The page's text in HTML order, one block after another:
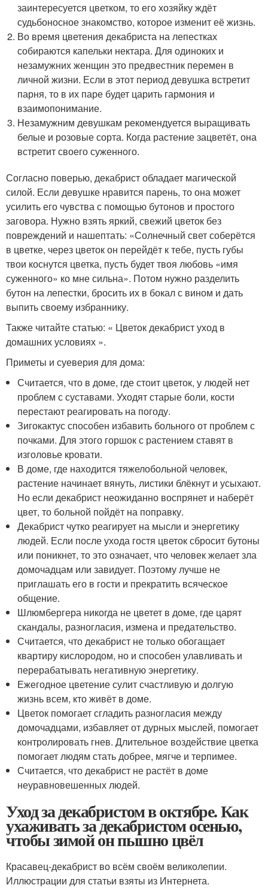
заинтересуется цветком, то его хозяйку ждёт
судьбоносное знакомство, которое изменит её жизнь.
Во время цветения декабриста на лепестках
собираются капельки нектара. Для одиноких и
незамужних женщин это предвестник перемен в
личной жизни. Если в этот период девушка встретит
парня, то в их паре будет царить гармония и
взаимопонимание.
Незамужним девушкам рекомендуется выращивать
белые и розовые сорта. Когда растение зацветёт, она
встретит своего суженного.
Согласно поверью, декабрист обладает магической
силой. Если девушке нравится парень, то она может
усилить его чувства с помощью бутонов и простого
заговора. Нужно взять яркий, свежий цветок без
повреждений и нашептать: «Солнечный свет соберётся
в цветке, через цветок он перейдёт к тебе, пусть губы
твои коснутся цветка, пусть будет твоя любовь «имя
суженного» ко мне сильна». Потом нужно разделить
бутон на лепестки, бросить их в бокал с вином и дать
выпить своему избраннику.
Также читайте статью: « Цветок декабрист уход в
домашних условиях ».
Приметы и суеверия для дома:
Считается, что в доме, где стоит цветок, у людей нет
проблем с суставами. Уходят старые боли, кости
перестают реагировать на погоду.
Зигокактус способен избавить больного от проблем с
почками. Для этого горшок с растением ставят в
изголовье кровати.
В доме, где находится тяжелобольной человек,
растение начинает вянуть, листики блёкнут и усыхают.
Но если декабрист неожиданно воспрянет и наберёт
цвет, то больной пойдёт на поправку.
Декабрист чутко реагирует на мысли и энергетику
людей. Если после ухода гостя цветок сбросит бутоны
или поникнет, то это означает, что человек желает зла
домочадцам или завидует. Поэтому лучше не
приглашать его в гости и прекратить всяческое
общение.
Шлюмбергера никогда не цветет в доме, где царят
скандалы, разногласия, измена и предательство.
Считается, что декабрист не только обогащает
квартиру кислородом, но и способен улавливать и
перерабатывать негативную энергетику.
Ежегодное цветение сулит счастливую и долгую
жизнь всем, кто живёт в доме.
Цветок помогает сгладить разногласия между
домочадцами, избавляет от дурных мыслей, помогает
контролировать гнев. Длительное воздействие цветка
помогает людям стать добрее, мягче и терпимее.
Считается, что декабрист не растёт в доме
неуравновешенных людей.
Уход за декабристом в октябре. Как
ухаживать за декабристом осенью,
чтобы зимой он пышно цвёл
Красавец-декабрист во всём своём великолепии.
Иллюстрации для статьи взяты из Интернета.